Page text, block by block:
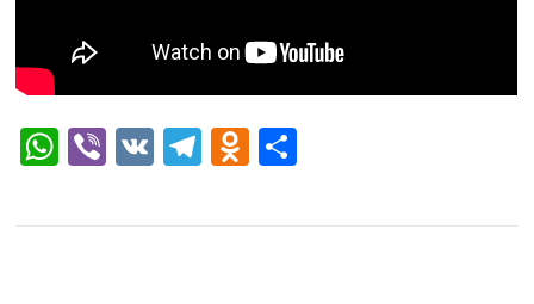
WhatsApp
Viber
VK Telegram
Odnoklassniki